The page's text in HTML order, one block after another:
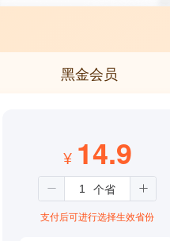
黑金会员
元
¥ 14.9
支付后可进行选择生效省份